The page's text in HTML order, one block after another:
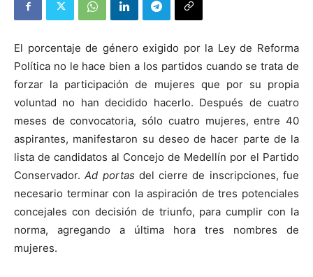
El porcentaje de género exigido por la Ley de Reforma
Política no le hace bien a los partidos cuando se trata de
forzar la participación de mujeres que por su propia
voluntad no han decidido hacerlo. Después de cuatro
meses de convocatoria, sólo cuatro mujeres, entre 40
aspirantes, manifestaron su deseo de hacer parte de la
lista de candidatos al Concejo de Medellín por el Partido
Conservador.Ad portas del cierre de inscripciones, fue
necesario terminar con la aspiración de tres potenciales
concejales con decisión de triunfo, para cumplir con la
norma, agregando a última hora tres nombres de
mujeres.